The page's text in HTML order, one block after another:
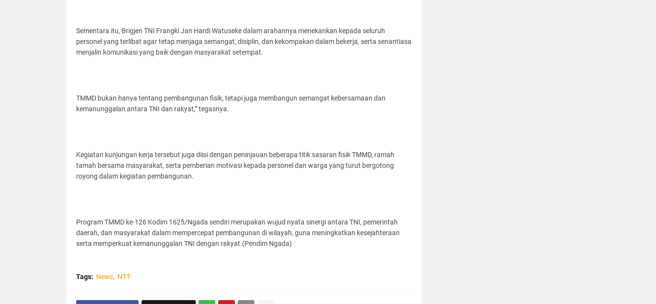
Sementara itu, Brigjen TNI Frangki Jan Hardi Watuseke dalam arahannya menekankan kepada seluruh
personel yang terlibat agar tetap menjaga semangat, disiplin, dan kekompakan dalam bekerja, serta senantiasa
menjalin komunikasi yang baik dengan masyarakat setempat.
TMMD bukan hanya tentang pembangunan fisik, tetapi juga membangun semangat kebersamaan dan
kemanunggalan antara TNI dan rakyat,” tegasnya.
Kegiatan kunjungan kerja tersebut juga diisi dengan peninjauan beberapa titik sasaran fisik TMMD, ramah
tamah bersama masyarakat, serta pemberian motivasi kepada personel dan warga yang turut bergotong
royong dalam kegiatan pembangunan.
Program TMMD ke-126 Kodim 1625/Ngada sendiri merupakan wujud nyata sinergi antara TNI, pemerintah
daerah, dan masyarakat dalam mempercepat pembangunan di wilayah, guna meningkatkan kesejahteraan
serta memperkuat kemanunggalan TNI dengan rakyat.(Pendim Ngada)
Tags: News NTT